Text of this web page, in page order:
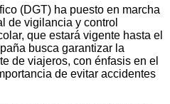
(DGT) ha puesto en marcha
de vigilancia y control
que estará vigente hasta el
busca garantizar la
de viajeros, con énfasis en el
de evitar accidentes